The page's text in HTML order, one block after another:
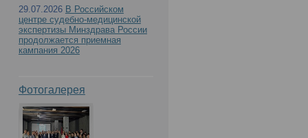
29.07.2026 В Российском
центре судебно-медицинской
экспертизы Минздрава России
продолжается приемная
кампания 2026
Фотогалерея